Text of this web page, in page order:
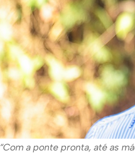
“Com a ponte pronta, até as